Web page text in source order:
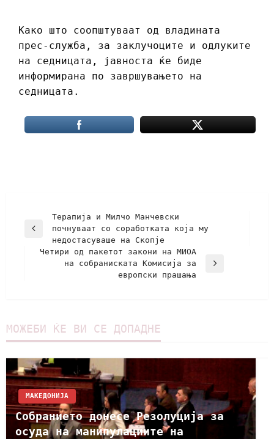
Како што соопштуваат од владината
прес-служба, за заклучоците и одлуките
на седницата, јавноста ќе биде
информирана по завршувањето на
седницата.
Терапија и Милчо Манчевски
почнуваат со соработката која му
недостасуваше на Скопје
Четири од пакетот закони на МИОА
на собраниската Комисија за
европски прашања
МОЖЕБИ ЌЕ ВИ СЕ ДОПАДНЕ
МАКЕДОНИЈА
Собранието донесе Резолуција за
осуда на манипулациите на